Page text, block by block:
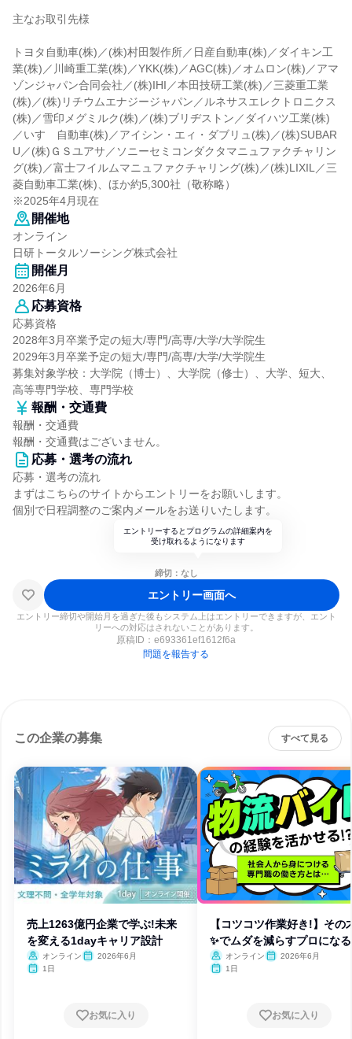
主なお取引先様
トヨタ自動車(株)／(株)村田製作所／日産自動車(株)／ダイキン工
業(株)／川崎重工業(株)／YKK(株)／AGC(株)／オムロン(株)／アマ
ゾンジャパン合同会社／(株)IHI／本田技研工業(株)／三菱重工業
(株)／(株)リチウムエナジージャパン／ルネサスエレクトロニクス
(株)／雪印メグミルク(株)／(株)ブリヂストン／ダイハツ工業(株)
／いすゞ自動車(株)／アイシン・エィ・ダブリュ(株)／(株)SUBAR
U／(株)ＧＳユアサ／ソニーセミコンダクタマニュファクチャリン
グ(株)／富士フイルムマニュファクチャリング(株)／(株)LIXIL／三
菱自動車工業(株)、ほか約5,300社（敬称略）
※2025年4月現在
開催地
オンライン
日研トータルソーシング株式会社
開催月
2026年6月
応募資格
応募資格
2028年3月卒業予定の短大/専門/高専/大学/大学院生
2029年3月卒業予定の短大/専門/高専/大学/大学院生
募集対象学校：大学院（博士）、大学院（修士）、大学、短大、
高等専門学校、専門学校
報酬・交通費
報酬・交通費
報酬・交通費はございません。
応募・選考の流れ
応募・選考の流れ
まずはこちらのサイトからエントリーをお願いします。
個別で日程調整のご案内メールをお送りいたします。
エントリーするとプログラムの詳細案内を
受け取れるようになります
締切：なし
エントリー画面へ
エントリー締切や開始月を過ぎた後もシステム上はエントリーできますが、エント
リーへの対応はされないことがあります。
原稿ID： e693361ef1612f6a
問題を報告する
この企業の募集 すべて見る
売上1263億円企業で学ぶ!未来
を変える1dayキャリア設計
オンライン
2026年6月
1日
お気に入り
【コツコツ作業好き!】その
✨でムダを減らすプロになる
オンライン
2026年6月
1日
お気に入り